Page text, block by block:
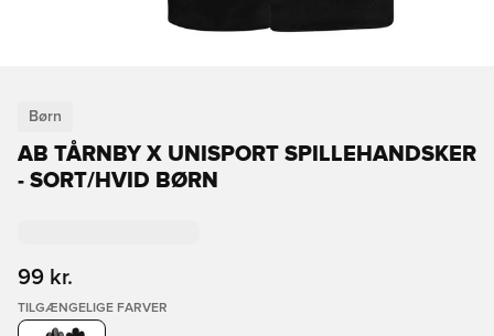
Børn
AB TÅRNBY X UNISPORT SPILLEHANDSKER
- SORT/HVID BØRN
99 kr.
TILGÆNGELIGE FARVER